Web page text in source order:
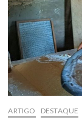
excelência
ARTIGO DESTAQUE